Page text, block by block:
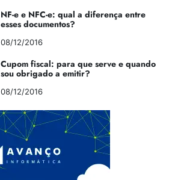
NF-e e NFC-e: qual a diferença entre
esses documentos?
08/12/2016
Cupom fiscal: para que serve e quando
sou obrigado a emitir?
08/12/2016